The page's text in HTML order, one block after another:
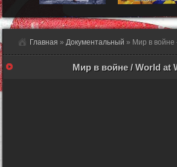
Главная »Документальный » Мир в войне
Мир в войне / World at